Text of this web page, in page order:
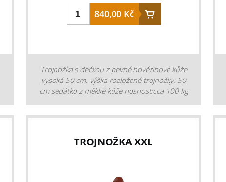
840,00 Kč
Trojnožka s dečkou z pevné hovězinové kůže
vysoká 50 cm. výška rozložené trojnožky: 50
cm sedátko z měkké kůže nosnost:cca 100 kg
TROJNOŽKA XXL